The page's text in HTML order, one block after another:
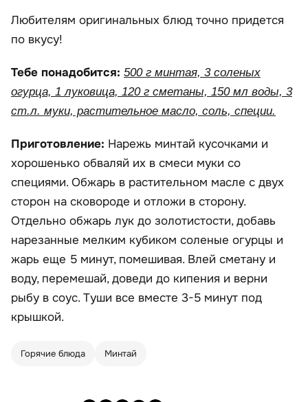
Любителям оригинальных блюд точно придется
по вкусу!
Тебе понадобится: 500 г минтая, 3 соленых
огурца, 1 луковица, 120 г сметаны, 150 мл воды, 3
ст.л. муки, растительное масло, соль, специи.
Приготовление: Нарежь минтай кусочками и
хорошенько обваляй их в смеси муки со
специями. Обжарь в растительном масле с двух
сторон на сковороде и отложи в сторону.
Отдельно обжарь лук до золотистости, добавь
нарезанные мелким кубиком соленые огурцы и
жарь еще 5 минут, помешивая. Влей сметану и
воду, перемешай, доведи до кипения и верни
рыбу в соус. Туши все вместе 3-5 минут под
крышкой.
Горячие блюда Минтай